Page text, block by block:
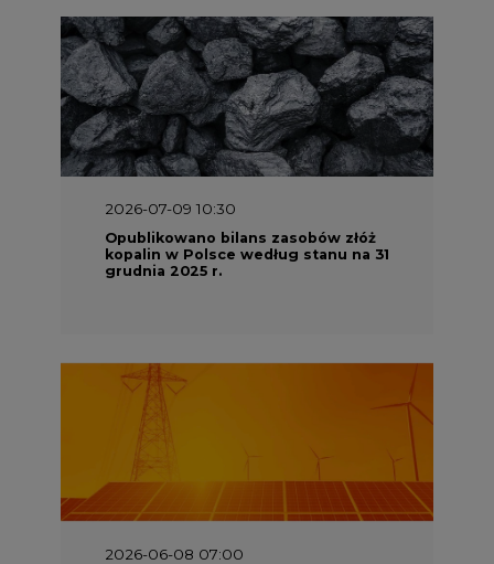
2026-07-09 10:30
Opublikowano bilans zasobów złóż
kopalin w Polsce według stanu na 31
grudnia 2025 r.
2026-06-08 07:00